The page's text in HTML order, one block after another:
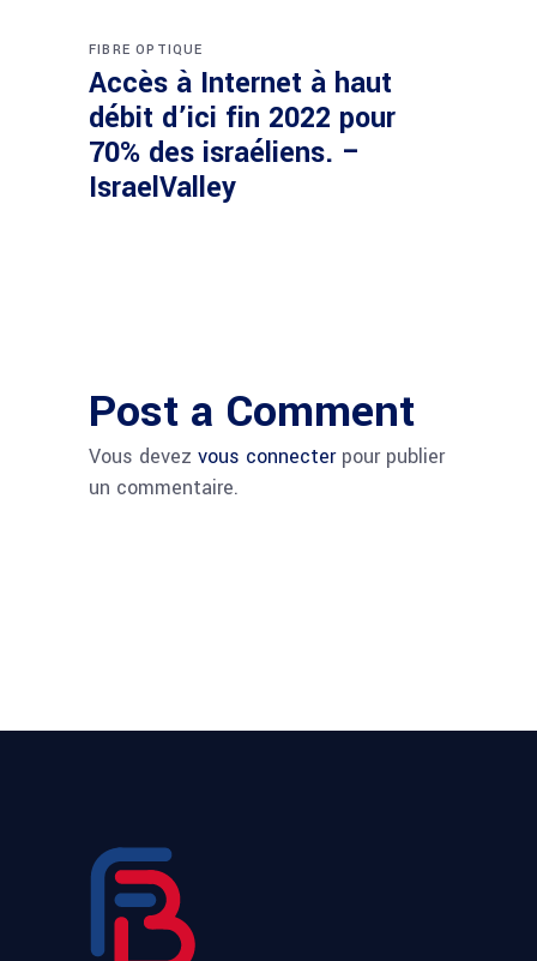
FIBRE OPTIQUE
Accès à Internet à haut
débit d’ici fin 2022 pour
70% des israéliens. –
IsraelValley
Post a Comment
Vous devez vous connecterpour publier
un commentaire.